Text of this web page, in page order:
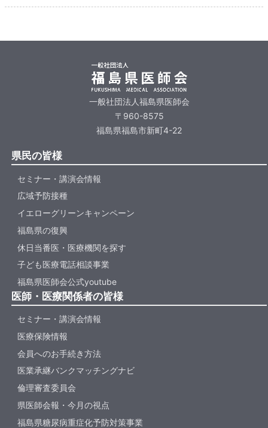
一般社団法人福島県医師会
〒960-8575
福島県福島市新町4-22
県民の皆様
セミナー・講演会情報
広域予防接種
イエローグリーンキャンペーン
福島県の復興
休日当番医・医療機関を探す
子ども医療電話相談事業
福島県医師会公式youtube
医師・医療関係者の皆様
セミナー・講演会情報
医療保険情報
会員へのお手続き方法
医業承継バンクマッチングナビ
倫理審査委員会
県医師会報・今月の視点
福島県糖尿病重症化予防対策事業